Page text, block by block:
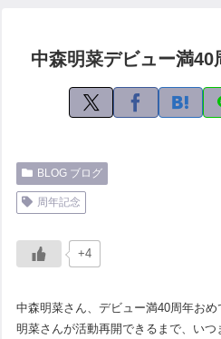
中森明菜デビュー満40
BLOG ブログ
周年記念
+4
中森明菜さん、デビュー満40周年おめ
明菜さんが活動再開できるまで、いつ